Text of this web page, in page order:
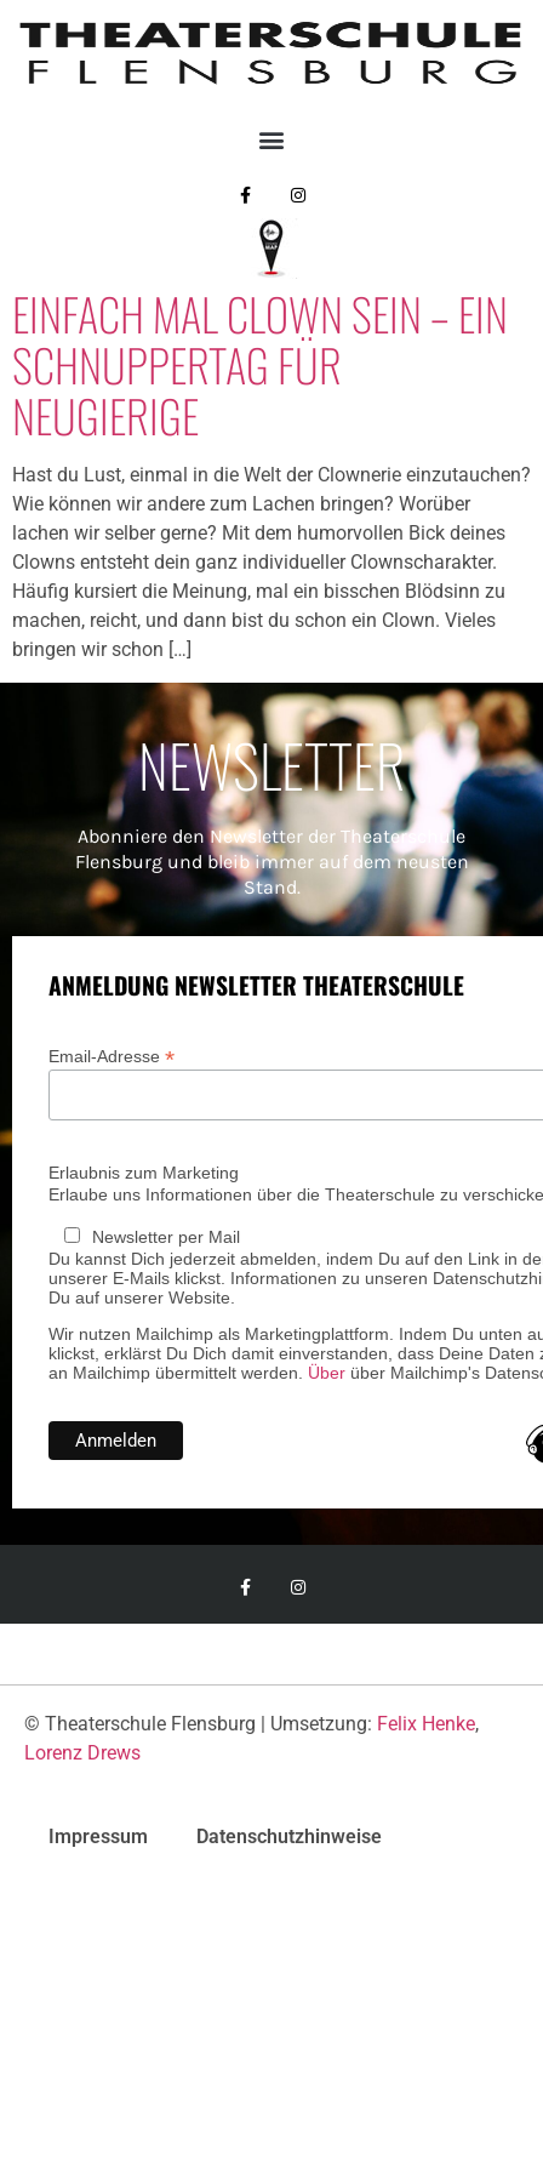
EINFACH MAL CLOWN SEIN – EIN
SCHNUPPERTAG FÜR
NEUGIERIGE
Hast du Lust, einmal in die Welt der Clownerie einzutauchen?
Wie können wir andere zum Lachen bringen? Worüber
lachen wir selber gerne? Mit dem humorvollen Bick deines
Clowns entsteht dein ganz individueller Clownscharakter.
Häufig kursiert die Meinung, mal ein bisschen Blödsinn zu
machen, reicht, und dann bist du schon ein Clown. Vieles
bringen wir schon […]
NEWSLETTER
Abonniere den Newsletter der Theaterschule
Flensburg und bleib immer auf dem neusten
Stand.
ANMELDUNG NEWSLETTER THEATERSCHULE
Email-Adresse *
Erlaubnis zum Marketing
Erlaube uns Informationen über die Theaterschule zu
Newsletter per Mail
Du kannst Dich jederzeit abmelden, indem Du auf den Link in
unserer E-Mails klickst. Informationen zu unseren
Du auf unserer Website.
Wir nutzen Mailchimp als Marketingplattform. Indem Du unten
klickst, erklärst Du Dich damit einverstanden, dass Deine Daten
an Mailchimp übermittelt werden. Über über Mailchimp's
© Theaterschule Flensburg | Umsetzung: Felix Henke,
Lorenz Drews
Impressum Datenschutzhinweise